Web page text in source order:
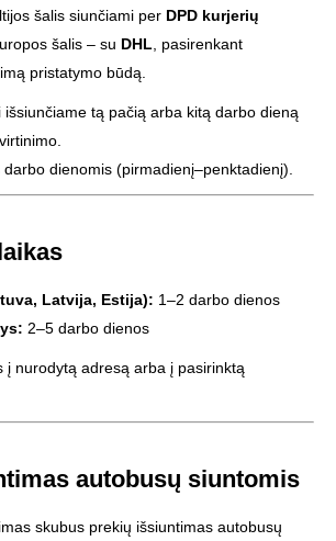
šalis siunčiami per DPD kurjerių
šalis – su DHL, pasirenkant
pristatymo būdą.
išsiunčiame tą pačią arba kitą darbo dieną
dienomis (pirmadienį–penktadienį).
Latvija, Estija): 1–2 darbo dienos
2–5 darbo dienos
į nurodytą adresą arba į pasirinktą
autobusų siuntomis
skubus prekių išsiuntimas autobusų